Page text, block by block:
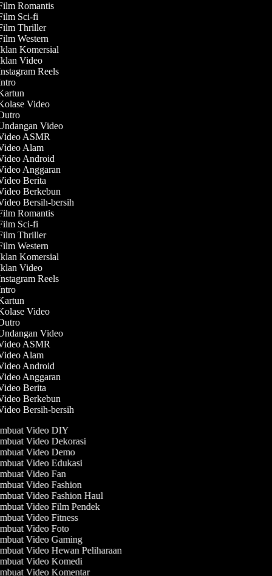
Romantis
Sci-fi
Film Thriller
Western
Komersial
Video
Reels
Video
Video
ASMR
Alam
Android
Anggaran
Berita
Berkebun
Bersih-bersih
Romantis
Sci-fi
Film Thriller
Western
Komersial
Video
Reels
Video
Video
ASMR
Alam
Android
Anggaran
Berita
Berkebun
Bersih-bersih
Video DIY
Video Dekorasi
Video Demo
Video Edukasi
Video Fan
Video Fashion
Video Fashion Haul
Video Film Pendek
Video Fitness
Video Foto
Video Gaming
Video Hewan Peliharaan
Video Komedi
Video Komentar